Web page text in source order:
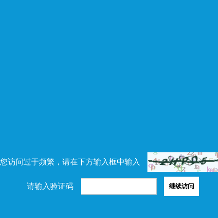
访问过于频繁，请在下方输入框中输入
请输入验证码 继续访问